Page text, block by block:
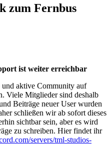
zum Fernbus
ist weiter erreichbar
und aktive Community auf
Viele Mitglieder sind deshalb
Beiträge neuer User wurden
schließen wir ab sofort dieses
sichtbar sein, aber es wird
zu schreiben. Hier findet ihr
servers/tml-studios-